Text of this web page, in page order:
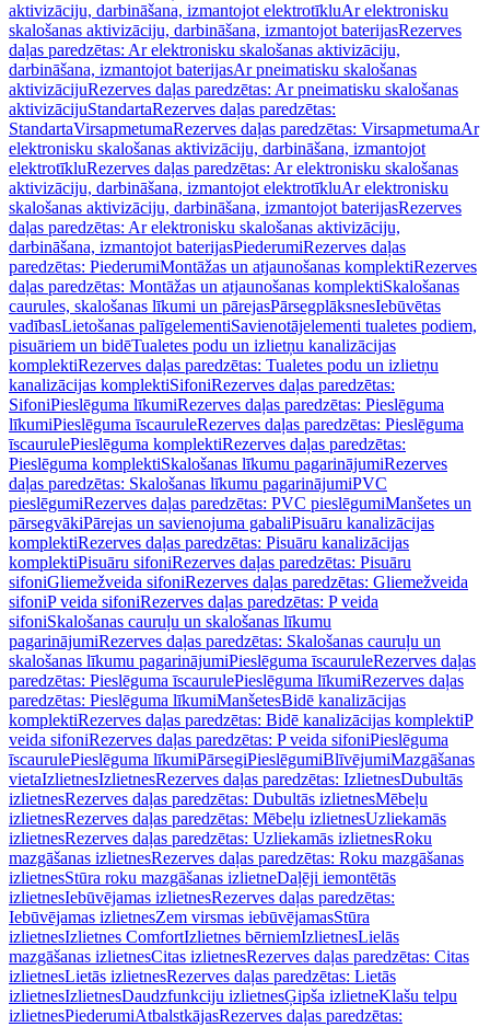
aktivizāciju, darbināšana, izmantojot elektrotīkluAr elektronisku
skalošanas aktivizāciju, darbināšana, izmantojot baterijasRezerves
daļas paredzētas: Ar elektronisku skalošanas aktivizāciju,
darbināšana, izmantojot baterijasAr pneimatisku skalošanas
aktivizācijuRezerves daļas paredzētas: Ar pneimatisku skalošanas
aktivizācijuStandartaRezerves daļas paredzētas:
StandartaVirsapmetumaRezerves daļas paredzētas: VirsapmetumaAr
elektronisku skalošanas aktivizāciju, darbināšana, izmantojot
elektrotīkluRezerves daļas paredzētas: Ar elektronisku skalošanas
aktivizāciju, darbināšana, izmantojot elektrotīkluAr elektronisku
skalošanas aktivizāciju, darbināšana, izmantojot baterijasRezerves
daļas paredzētas: Ar elektronisku skalošanas aktivizāciju,
darbināšana, izmantojot baterijasPiederumiRezerves daļas
paredzētas: PiederumiMontāžas un atjaunošanas komplektiRezerves
daļas paredzētas: Montāžas un atjaunošanas komplektiSkalošanas
caurules, skalošanas līkumi un pārejasPārsegplāksnesIebūvētas
vadībasLietošanas palīgelementiSavienotājelementi tualetes podiem,
pisuāriem un bidēTualetes podu un izlietņu kanalizācijas
komplektiRezerves daļas paredzētas: Tualetes podu un izlietņu
kanalizācijas komplektiSifoniRezerves daļas paredzētas:
SifoniPieslēguma līkumiRezerves daļas paredzētas: Pieslēguma
līkumiPieslēguma īscauruleRezerves daļas paredzētas: Pieslēguma
īscaurulePieslēguma komplektiRezerves daļas paredzētas:
Pieslēguma komplektiSkalošanas līkumu pagarinājumiRezerves
daļas paredzētas: Skalošanas līkumu pagarinājumiPVC
pieslēgumiRezerves daļas paredzētas: PVC pieslēgumiManšetes un
pārsegvākiPārejas un savienojuma gabaliPisuāru kanalizācijas
komplektiRezerves daļas paredzētas: Pisuāru kanalizācijas
komplektiPisuāru sifoniRezerves daļas paredzētas: Pisuāru
sifoniGliemežveida sifoniRezerves daļas paredzētas: Gliemežveida
sifoniP veida sifoniRezerves daļas paredzētas: P veida
sifoniSkalošanas cauruļu un skalošanas līkumu
pagarinājumiRezerves daļas paredzētas: Skalošanas cauruļu un
skalošanas līkumu pagarinājumiPieslēguma īscauruleRezerves daļas
paredzētas: Pieslēguma īscaurulePieslēguma līkumiRezerves daļas
paredzētas: Pieslēguma līkumiManšetesBidē kanalizācijas
komplektiRezerves daļas paredzētas: Bidē kanalizācijas komplektiP
veida sifoniRezerves daļas paredzētas: P veida sifoniPieslēguma
īscaurulePieslēguma līkumiPārsegiPieslēgumiBlīvējumiMazgāšanas
vietaIzlietnesIzlietnesRezerves daļas paredzētas: IzlietnesDubultās
izlietnesRezerves daļas paredzētas: Dubultās izlietnesMēbeļu
izlietnesRezerves daļas paredzētas: Mēbeļu izlietnesUzliekamās
izlietnesRezerves daļas paredzētas: Uzliekamās izlietnesRoku
mazgāšanas izlietnesRezerves daļas paredzētas: Roku mazgāšanas
izlietnesStūra roku mazgāšanas izlietneDaļēji iemontētās
izlietnesIebūvējamas izlietnesRezerves daļas paredzētas:
Iebūvējamas izlietnesZem virsmas iebūvējamasStūra
izlietnesIzlietnes ComfortIzlietnes bērniemIzlietnesLielās
mazgāšanas izlietnesCitas izlietnesRezerves daļas paredzētas: Citas
izlietnesLietās izlietnesRezerves daļas paredzētas: Lietās
izlietnesIzlietnesDaudzfunkciju izlietnesĢipša izlietneKlašu telpu
izlietnesPiederumiAtbalstkājasRezerves daļas paredzētas: